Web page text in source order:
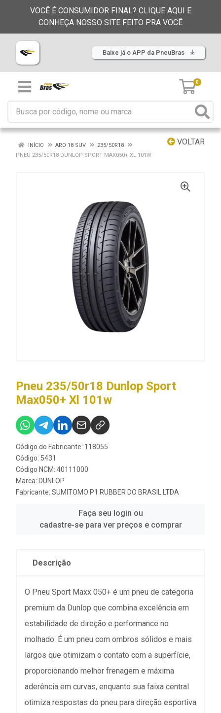
VOCÊ É CONSUMIDOR FINAL? CLIQUE AQUI E
CONHEÇA NOSSO SITE FEITO PRA VOCÊ
Baixe já o APP da PneuBras
0
VOLTAR
INÍCIO ARO 18 SUV
235/50R18
PNEU 235/50R18 DUNLOP SPORT MAX050+ XL 101W
Pneu 235/50r18 Dunlop Sport
Max050+ Xl 101w
Código do Fabricante: 118055
Código: 5431
Código NCM: 40111000
Marca: DUNLOP
Fabricante: SUMITOMO P1 RUBBER DO BRASIL LTDA
Faça seu login ou
cadastre-se para ver preços e comprar
Descrição
O Pneu Sport Maxx 050+ é um pneu de categoria
premium da Dunlop que combina excelência em
estabilidade de direção e performance no
molhado. É um pneu com ombros sólidos e mais
largos que otimizam o contato com a superfície,
proporcionando melhor frenagem e máxima
aderência em curvas, enquanto sua faixa central
otimiza respostas do pneu para direção esportiva